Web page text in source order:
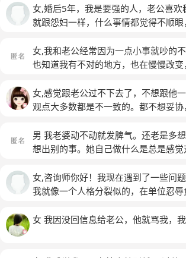
女,婚后5年，我是要强的人，老公喜
就跟怨妇一样，什么事情都觉得不顺
女,我和老公经常因为一点小事就吵的
也知道我有不对的地方，也在慢慢改
样对我(匿名)
女,感觉跟老公过不下去了，不想跟他
观点大多数都是不一致的。都不想妥
一样了。还有他的家人，我都不喜欢，
两年多，大多数吵架都是因为他姐，
我老公受不了，想让我原谅他姐，但是
争吵越来越多，我们的感情越来越淡，
男 我老婆动不动就发脾气。还老是多
想出别的事。她自己做什么是总是感
女,咨询师你好！我现在遇到了一些问题
我就像一个人格分裂似的，在单位忍辱
都是冷言冷语；对儿子（3周岁半）极
女 我因没回信息给老公，他就骂我，